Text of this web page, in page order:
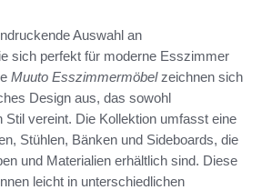
Auswahl an
sich perfekt für moderne Esszimmer
Muuto Esszimmermöbelzeichnen sich
Design aus, das sowohl
Stil vereint. Die Kollektion umfasst eine
Stühlen, Bänken und Sideboards, die
und Materialien erhältlich sind. Diese
leicht in unterschiedlichen